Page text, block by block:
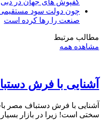
کفپوش های جهان در دبی
چون دولت سود مستقیمی
صنعت را رها کرده است
مطالب مرتبط
مشاهده همه
آشنایی با فرش
آشنایی با فرش دستباف مصر
سختی است! زیرا در بازار